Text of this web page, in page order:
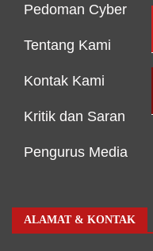
Pedoman Cyber
Tentang Kami
Kontak Kami
Kritik dan Saran
Pengurus Media
ALAMAT & KONTAK